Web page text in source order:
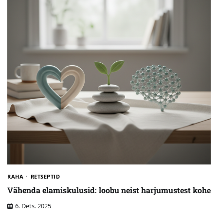
RAHA RETSEPTID
Vähenda elamiskulusid: loobu neist harjumustest kohe
6. Dets. 2025